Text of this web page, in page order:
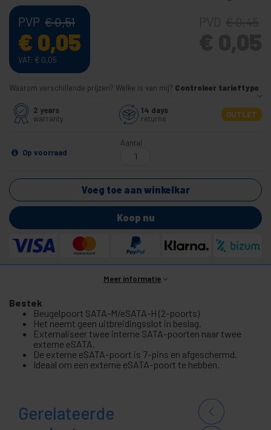
PVP €0,51
€ 0,05
VAT: € 0,05
Waarom verschillende prijzen? Welke is van mij? Controleer tarieftype
2 years
warranty
14 days
returns
OUTLET
Op voorraad
Aantal
Voeg toe aan winkelkar
Koop nu
Meer informatie
Bestek
Beugelpoort SATA-M/eSATA-H (2-poorts)
Het neemt geen uitbreidingsslot in beslag.
Externaliseer twee interne SATA-poorten naar twee
externe eSATA.
De externe eSATA-poort is 7-pins en afgeschermd.
Ideaal om een externe eSATA-poort te hebben.
Gerelateerde